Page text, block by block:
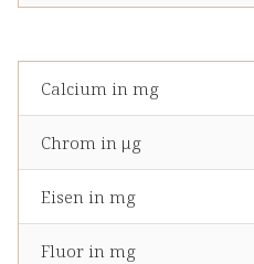
Calcium in mg
Chrom in μg
Eisen in mg
Fluor in mg